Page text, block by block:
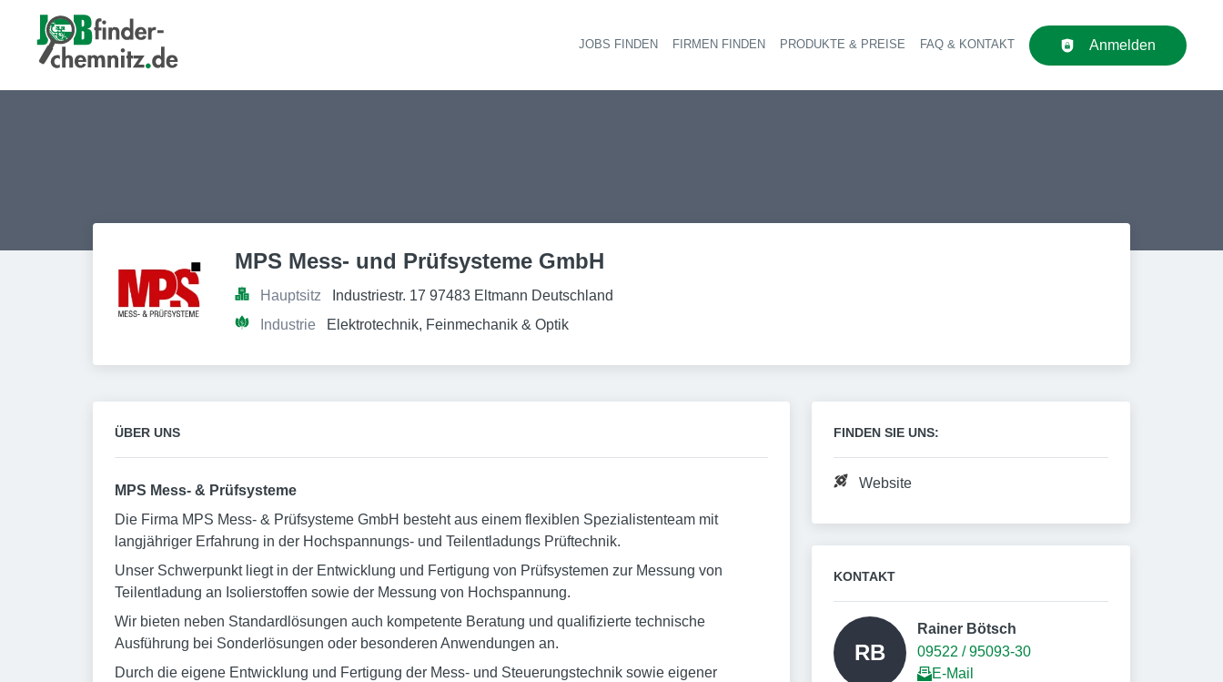
Haupt-Navigation
JOBS FINDEN FIRMEN FINDEN PRODUKTE & PREISE FAQ & KONTAKT Anmelden
MPS Mess- und Prüfsysteme GmbH
Hauptsitz
Industriestr. 17 97483 Eltmann Deutschland
Industrie
Elektrotechnik, Feinmechanik & Optik
ÜBER UNS
MPS Mess- & Prüfsysteme
Die Firma MPS Mess- & Prüfsysteme GmbH besteht aus einem flexiblen Spezialistenteam mit
langjähriger Erfahrung in der Hochspannungs- und Teilentladungs Prüftechnik.
Unser Schwerpunkt liegt in der Entwicklung und Fertigung von Prüfsystemen zur Messung von
Teilentladung an Isolierstoffen sowie der Messung von Hochspannung.
Wir bieten neben Standardlösungen auch kompetente Beratung und qualifizierte technische
Ausführung bei Sonderlösungen oder besonderen Anwendungen an.
Durch die eigene Entwicklung und Fertigung der Mess- und Steuerungstechnik sowie eigener
FINDEN SIE UNS:
Website
KONTAKT
RB
Rainer Bötsch
09522 / 95093-30
E-Mail